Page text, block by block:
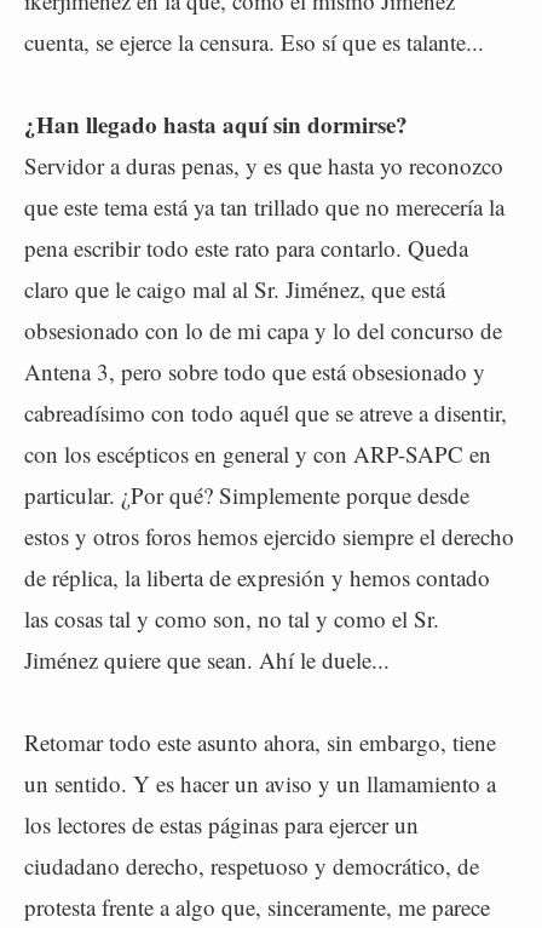
cuenta, se ejerce la censura. Eso sí que es talante...
¿Han llegado hasta aquí sin dormirse?
Servidor a duras penas, y es que hasta yo reconozco
que este tema está ya tan trillado que no merecería la
pena escribir todo este rato para contarlo. Queda
claro que le caigo mal al Sr. Jiménez, que está
obsesionado con lo de mi capa y lo del concurso de
Antena 3, pero sobre todo que está obsesionado y
cabreadísimo con todo aquél que se atreve a disentir,
con los escépticos en general y con ARP-SAPC en
particular. ¿Por qué? Simplemente porque desde
estos y otros foros hemos ejercido siempre el derecho
de réplica, la liberta de expresión y hemos contado
las cosas tal y como son, no tal y como el Sr.
Jiménez quiere que sean. Ahí le duele...
Retomar todo este asunto ahora, sin embargo, tiene
un sentido. Y es hacer un aviso y un llamamiento a
los lectores de estas páginas para ejercer un
ciudadano derecho, respetuoso y democrático, de
protesta frente a algo que, sinceramente, me parece